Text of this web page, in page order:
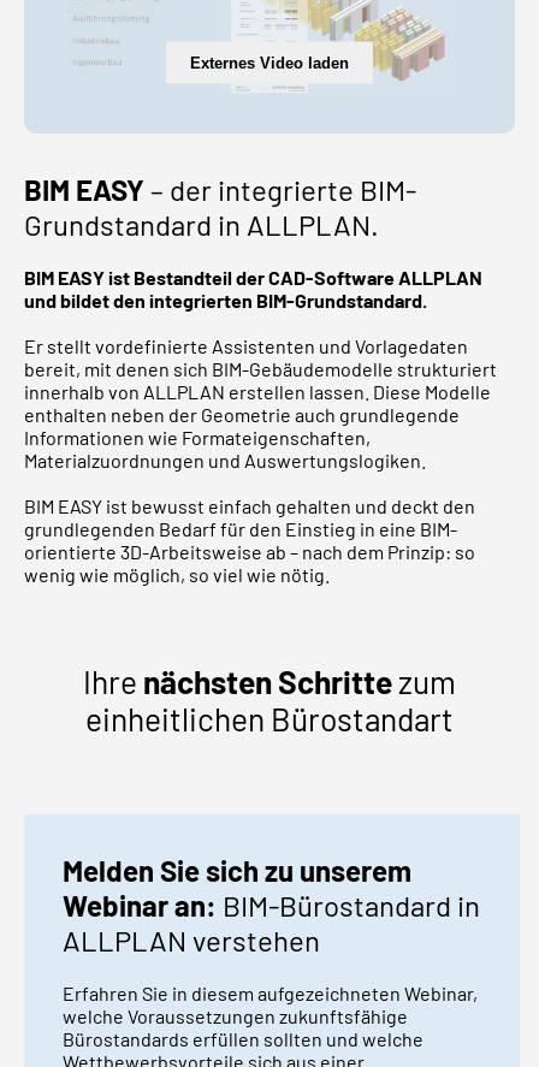
BIM EASY – der integrierte BIM-
Grundstandard in ALLPLAN.
BIM EASY ist Bestandteil der CAD-Software ALLPLAN
und bildet den integrierten BIM-Grundstandard.
Er stellt vordefinierte Assistenten und Vorlagedaten
bereit, mit denen sich BIM-Gebäudemodelle strukturiert
innerhalb von ALLPLAN erstellen lassen. Diese Modelle
enthalten neben der Geometrie auch grundlegende
Informationen wie Formateigenschaften,
Materialzuordnungen und Auswertungslogiken.
BIM EASY ist bewusst einfach gehalten und deckt den
grundlegenden Bedarf für den Einstieg in eine BIM-
orientierte 3D-Arbeitsweise ab – nach dem Prinzip: so
wenig wie möglich, so viel wie nötig.
Externes Video laden
Ihre nächsten Schrittezum
einheitlichen Bürostandart
Melden Sie sich zu unserem
Webinar an: BIM-Bürostandard in
ALLPLAN verstehen
Erfahren Sie in diesem aufgezeichneten Webinar,
welche Voraussetzungen zukunftsfähige
Bürostandards erfüllen sollten und welche
Wettbewerbsvorteile sich aus einer